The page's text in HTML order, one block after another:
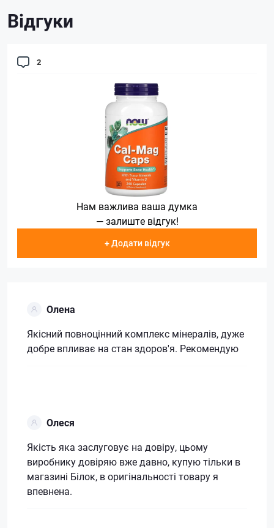
Відгуки
2
Нам важлива ваша думка
— залиште відгук!
+ Додати відгук
Олена
Якісний повноцінний комплекс мінералів, дуже
добре впливає на стан здоров'я. Рекомендую
Олеся
Якість яка заслуговує на довіру, цьому
виробнику довіряю вже давно, купую тільки в
магазині Білок, в оригінальності товару я
впевнена.